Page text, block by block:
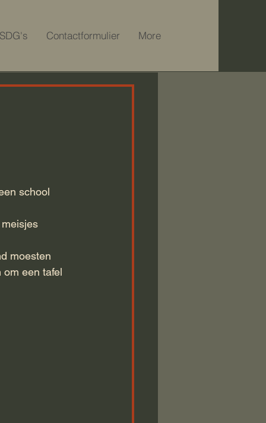
SDG's Contactformulier More
school
moesten
een tafel